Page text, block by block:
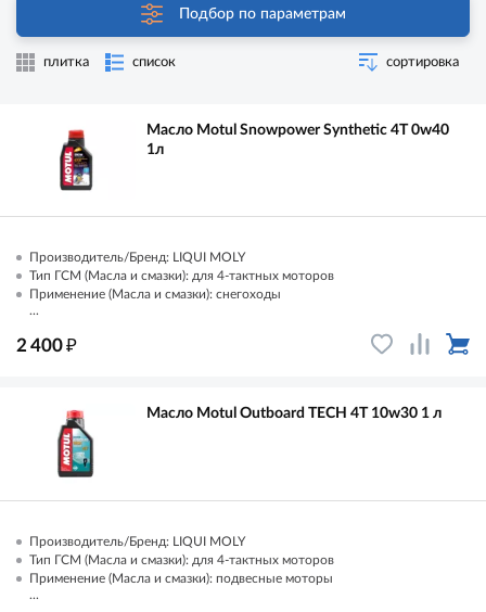
Подбор по параметрам
плитка список сортировка
Масло Motul Snowpower Synthetic 4T 0w40
1л
Производитель/Бренд: LIQUI MOLY
Тип ГСМ (Масла и смазки): для 4-тактных моторов
Применение (Масла и смазки): снегоходы
...
2 400₽
Масло Motul Outboard TECH 4T 10w30 1 л
Производитель/Бренд: LIQUI MOLY
Тип ГСМ (Масла и смазки): для 4-тактных моторов
Применение (Масла и смазки): подвесные моторы
...